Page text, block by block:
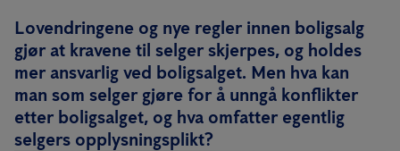
Lovendringene og nye regler innen boligsalg
gjør at kravene til selger skjerpes, og holdes
mer ansvarlig ved boligsalget. Men hva kan
man som selger gjøre for å unngå konflikter
etter boligsalget, og hva omfatter egentlig
selgers opplysningsplikt?